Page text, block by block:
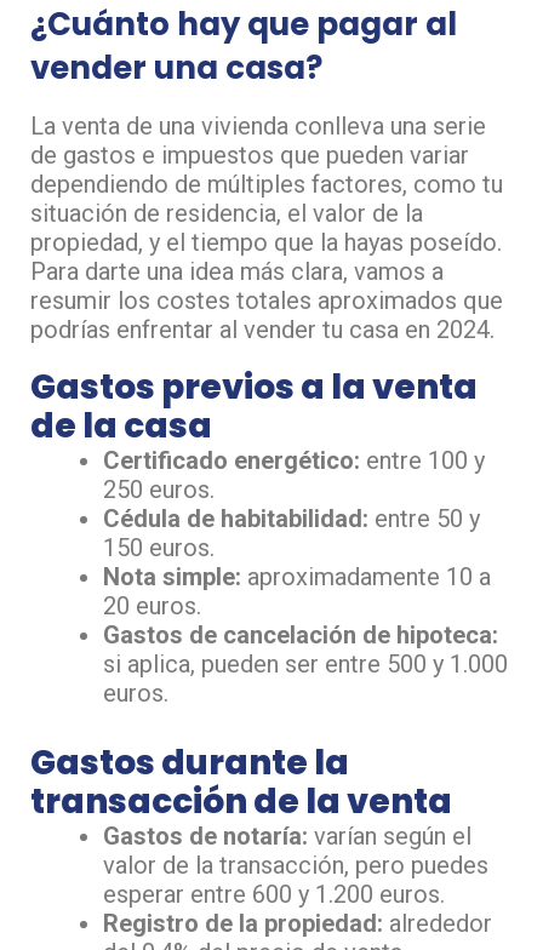
¿Cuánto hay que pagar al
vender una casa?
La venta de una vivienda conlleva una serie
de gastos e impuestos que pueden variar
dependiendo de múltiples factores, como tu
situación de residencia, el valor de la
propiedad, y el tiempo que la hayas poseído.
Para darte una idea más clara, vamos a
resumir los costes totales aproximados que
podrías enfrentar al vender tu casa en 2024.
Gastos previos a la venta
de la casa
Certificado energético: entre 100 y
250 euros.
Cédula de habitabilidad: entre 50 y
150 euros.
Nota simple: aproximadamente 10 a
20 euros.
Gastos de cancelación de hipoteca:
si aplica, pueden ser entre 500 y 1.000
euros.
Gastos durante la
transacción de la venta
Gastos de notaría: varían según el
valor de la transacción, pero puedes
esperar entre 600 y 1.200 euros.
Registro de la propiedad: alrededor